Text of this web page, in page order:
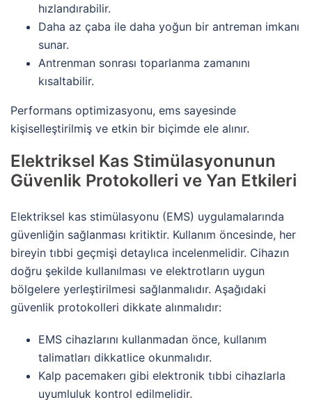
hızlandırabilir.
Daha az çaba ile daha yoğun bir antreman imkanı
sunar.
Antrenman sonrası toparlanma zamanını
kısaltabilir.
Performans optimizasyonu, ems sayesinde
kişiselleştirilmiş ve etkin bir biçimde ele alınır.
Elektriksel Kas Stimülasyonunun
Güvenlik Protokolleri ve Yan Etkileri
Elektriksel kas stimülasyonu (EMS) uygulamalarında
güvenliğin sağlanması kritiktir. Kullanım öncesinde, her
bireyin tıbbi geçmişi detaylıca incelenmelidir. Cihazın
doğru şekilde kullanılması ve elektrotların uygun
bölgelere yerleştirilmesi sağlanmalıdır. Aşağıdaki
güvenlik protokolleri dikkate alınmalıdır:
EMS cihazlarını kullanmadan önce, kullanım
talimatları dikkatlice okunmalıdır.
Kalp pacemakerı gibi elektronik tıbbi cihazlarla
uyumluluk kontrol edilmelidir.